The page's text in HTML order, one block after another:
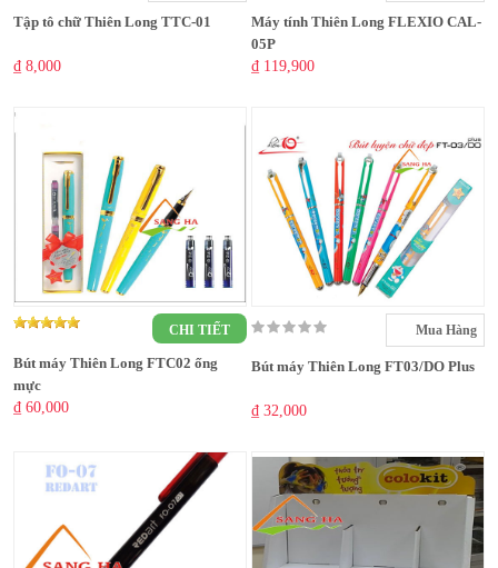
Tập tô chữ Thiên Long TTC-01
₫ 8,000
Máy tính Thiên Long FLEXIO CAL-
05P
₫ 119,900
CHI TIẾT
Bút máy Thiên Long FTC02 ống
mực
₫ 60,000
Mua Hàng
Bút máy Thiên Long FT03/DO Plus
₫ 32,000